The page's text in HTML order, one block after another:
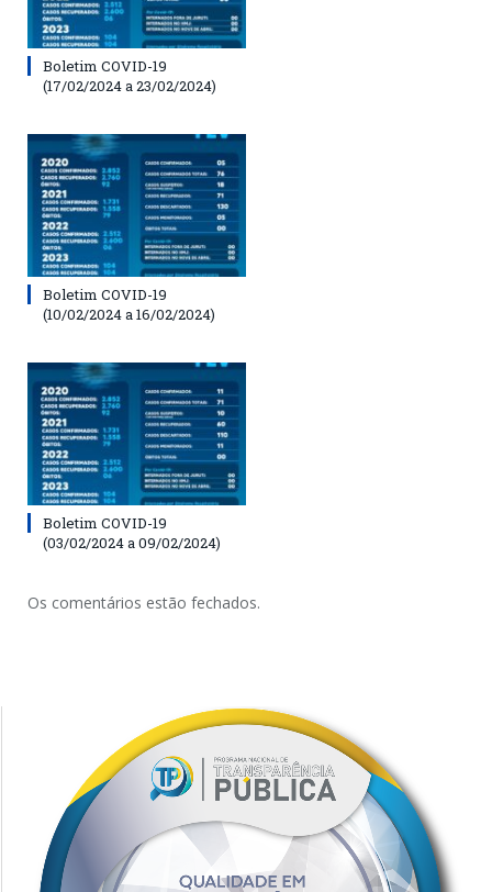
Boletim COVID-19
(17/02/2024 a 23/02/2024)
Boletim COVID-19
(10/02/2024 a 16/02/2024)
Boletim COVID-19
(03/02/2024 a 09/02/2024)
Os comentários estão fechados.